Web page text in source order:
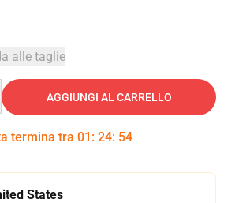
alle taglie
AGGIUNGI AL CARRELLO
termina tra 01 : 24: 53
States